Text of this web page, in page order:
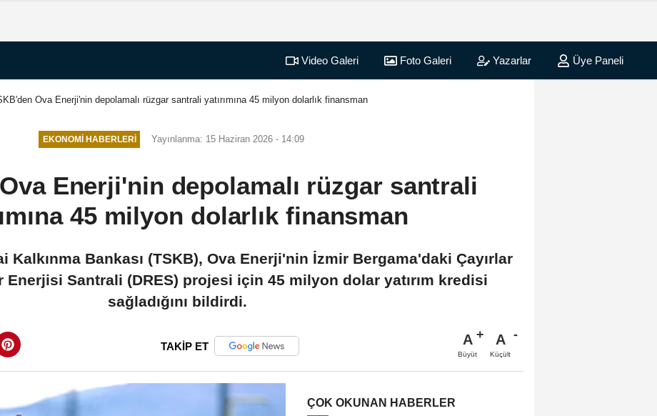
Video Galeri Foto Galeri Yazarlar Üye Paneli
Ova Enerji'nin depolamalı rüzgar santrali yatırımına 45 milyon dolarlık finansman
EKONOMI HABERLERI Yayınlanma: 15 Haziran 2026 - 14:09
Enerji'nin depolamalı rüzgar santrali
45 milyon dolarlık finansman
Kalkınma Bankası (TSKB), Ova Enerji'nin İzmir Bergama'daki Çayırlar
Enerjisi Santrali (DRES) projesi için 45 milyon dolar yatırım kredisi
sağladığını bildirdi.
TAKİP ET A
Büyüt
A
Küçült
ÇOK OKUNAN HABERLER